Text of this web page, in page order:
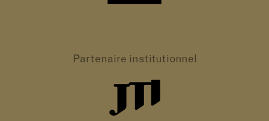
Partenaire institutionnel